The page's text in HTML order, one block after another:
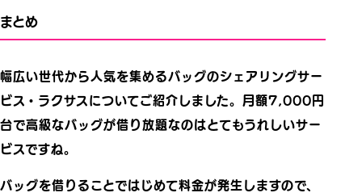
まとめ
幅広い世代から人気を集めるバッグのシェアリングサー
ビス・ラクサスについてご紹介しました。月額7,000円
台で高級なバッグが借り放題なのはとてもうれしいサー
ビスですね。
バッグを借りることではじめて料金が発生しますので、